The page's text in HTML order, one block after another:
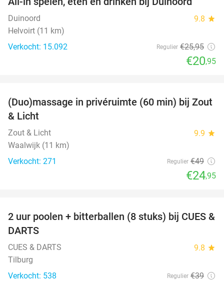
Duinoord 9.8 star
Helvoirt (11 km)
Verkocht: 15.092
Regulier €25,95
€20,95
49%
(Duo)massage in privéruimte (60 min) bij Zout
& Licht
Zout & Licht 9.9 star
Waalwijk (11 km)
Verkocht: 271
Regulier €49
€24,95
50%
2 uur poolen + bitterballen (8 stuks) bij CUES &
DARTS
CUES & DARTS 9.8 star
Tilburg
Verkocht: 538
Regulier €39